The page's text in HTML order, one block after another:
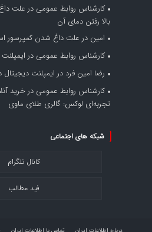
کارشناس روابط عمومی در علت
بالا رفتن دمای آن
امین در علت داغ شدن کمپرسور
کارشناس روابط عمومی در
رضا امین فرد در ایمپلنت دیجیتال
کارشناس روابط عمومی در خرید
تجربه‌ای لوکس: گالری طلای ماوی
شبکه های اجتماعی
کانال تلگرام
فید مطالب